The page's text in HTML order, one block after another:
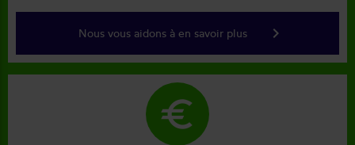
Nous vous aidons à en savoir plus keyboard_arrow_right
euro